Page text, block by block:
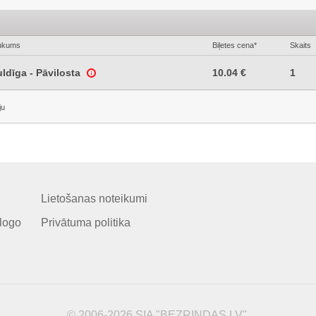
Biļetes cena* Skaits
- Pāvilosta 10.04 € 1
Lietošanas noteikumi
Privātuma politika